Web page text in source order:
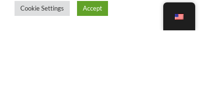
Cookie Settings Accept